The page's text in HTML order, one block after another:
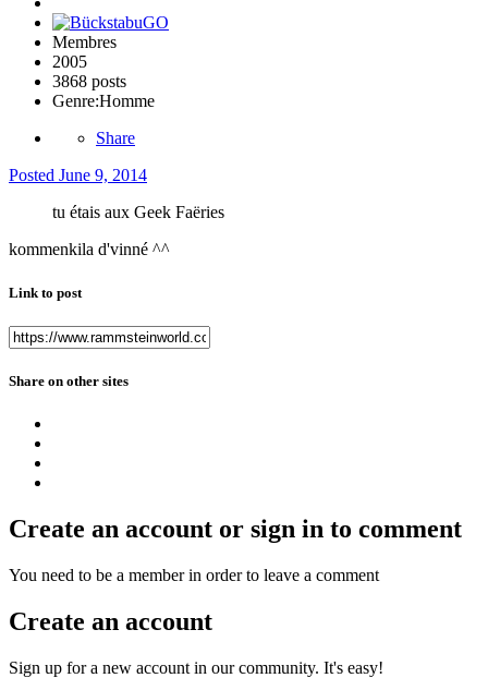
Membres
2005
3868 posts
Genre:Homme
Share
Posted June 9, 2014
tu étais aux Geek Faëries
kommenkila d'vinné ^^
Link to post
Share on other sites
Create an account or sign in to comment
You need to be a member in order to leave a comment
Create an account
Sign up for a new account in our community. It's easy!